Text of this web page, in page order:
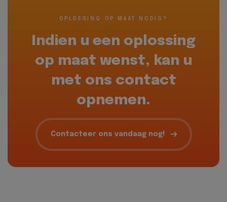
OPLOSSING OP MAAT NODIG?
Indien u een oplossing
op maat wenst, kan u
met ons contact
opnemen.
Contacteer ons vandaag nog!